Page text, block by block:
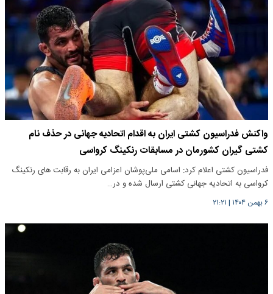
واکنش فدراسیون کشتی ایران به اقدام اتحادیه جهانی در حذف نام
کشتی گیران کشورمان در مسابقات رنکینگ کرواسی
فدراسیون کشتی اعلام کرد: اسامی ملی‌پوشان اعزامی ایران به رقابت های رنکینگ
کرواسی به اتحادیه جهانی کشتی ارسال شده و در…
۶ بهمن ۱۴۰۴ | ۲۱:۲۱